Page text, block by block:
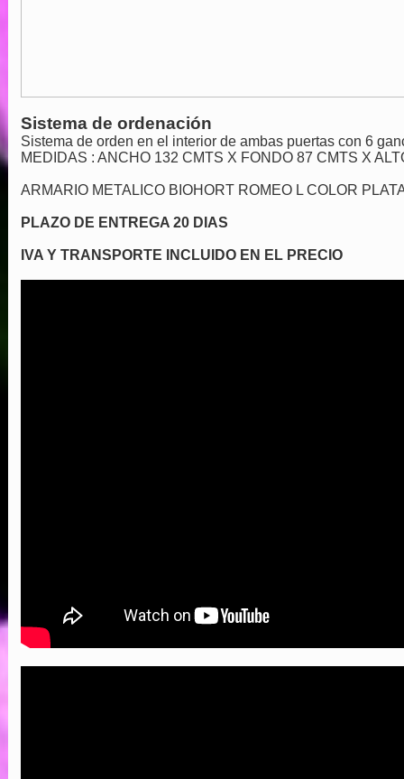
Sistema de ordenación
Sistema de orden en el interior de ambas puertas con 6
MEDIDAS : ANCHO 132 CMTS X FONDO 87 CMTS X
ARMARIO METALICO BIOHORT ROMEO L COLOR
PLAZO DE ENTREGA 20 DIAS
IVA Y TRANSPORTE INCLUIDO EN EL PRECIO